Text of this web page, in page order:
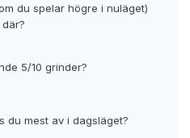
du spelar högre i nuläget)
5/10 grinder?
du mest av i dagsläget?